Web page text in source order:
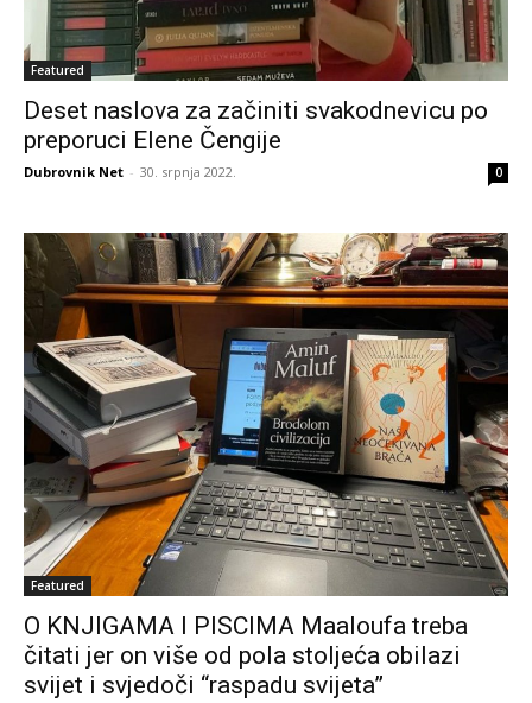
Featured
Deset naslova za začiniti svakodnevicu po
preporuci Elene Čengije
Dubrovnik Net - 30. srpnja 2022. 0
Featured
O KNJIGAMA I PISCIMA Maaloufa treba
čitati jer on više od pola stoljeća obilazi
svijet i svjedoči “raspadu svijeta”